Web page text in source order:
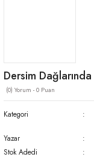
Dersim Dağlarında
(0) Yorum - 0 Puan
Kategori
Yazar
Stok Adedi